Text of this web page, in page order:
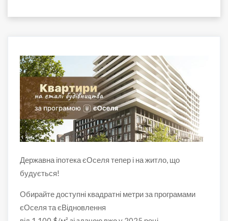
Державна іпотека єОселя тепер і на житло, що
будується!
Обирайте доступні квадратні метри за програмами
єОселя та єВідновлення